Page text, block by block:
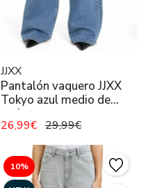
JJXX
Pantalón vaquero JJXX
Tokyo azul medio de
mujer
26,99€ 29,99€
10%